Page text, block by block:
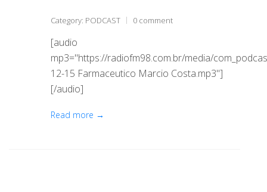
Category: PODCAST 0 comment
[audio
mp3="https://radiofm98.com.br/media/
12-15 Farmaceutico Marcio Costa.mp3"]
[/audio]
Read more →